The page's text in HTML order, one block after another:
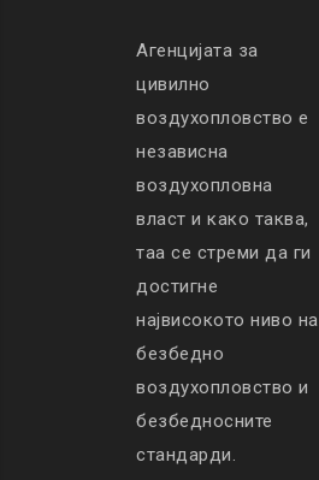
Агенцијата за
цивилно
воздухопловство е
независна
воздухопловна
власт и како таква,
таа се стреми да ги
достигне
највисокото ниво на
безбедно
воздухопловство и
безбедносните
стандарди.